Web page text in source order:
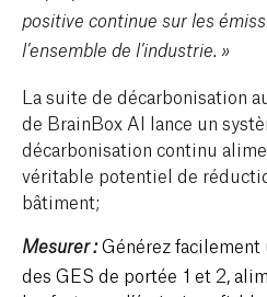
positive continue sur les
l’ensemble de l’industrie. »
La suite de décarbonisation
de BrainBox AI lance un
décarbonisation continu
véritable potentiel de
bâtiment;
Mesurer :Générez
des GES de portée 1 et 2,